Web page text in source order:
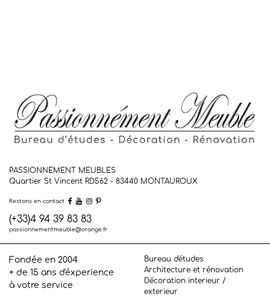
PASSIONNEMENT MEUBLES
Quartier St Vincent RD562 - 83440 MONTAUROUX
Restons en contact
(+33)4 94 39 83 83
passionnementmeuble@orange.fr
Fondée en 2004
+ de 15 ans d'éxperience
à votre service
Bureau d'études
Architecture et rénovation
Décoration interieur /
exterieur